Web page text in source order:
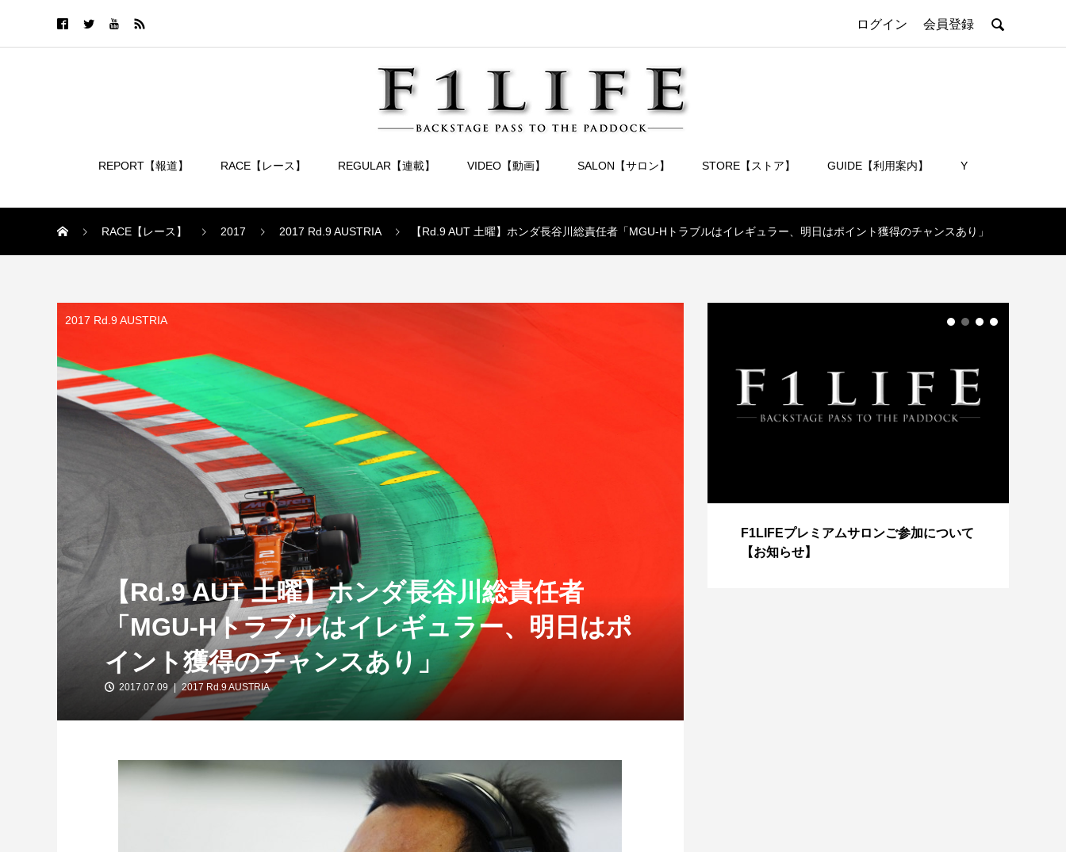
ログイン 会員登録 
REPORT【報道】 RACE【レース】 REGULAR【連載】 VIDEO【動画】 SALON【サロン】 STORE【ストア】 GUIDE【利用案内】 Y
RACE【レース】 2017 2017 Rd.9 AUSTRIA 【Rd.9 AUT 土曜】ホンダ長谷川総責任者「MGU-Hトラブルはイレギュラー、明日はポイント獲得のチャンスあり」
2017 Rd.9 AUSTRIA
【Rd.9 AUT 土曜】ホンダ長谷川総責任者
「MGU-Hトラブルはイレギュラー、明日はポ
イント獲得のチャンスあり」
2017.07.09 2017 Rd.9 AUSTRIA
【特別企画】2026年ホンダの現在地
①「アストンマーティンとの交渉4...
【特別記事】レーシングブルズ、
VCARB 02を生み出すファクトリー...
F1LIFEプレミアムサロンご参加について
【お知らせ】